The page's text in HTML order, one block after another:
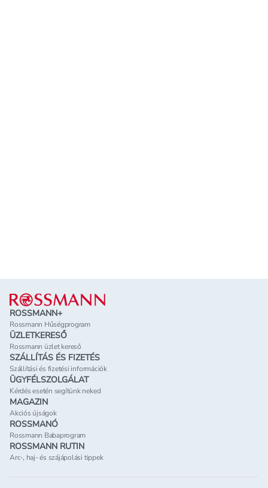
Lábléc
ROSSMANN+
Rossmann Hűségprogram
ÜZLETKERESŐ
Rossmann üzlet kereső
SZÁLLÍTÁS ÉS FIZETÉS
Szállítási és fizetési információk
ÜGYFÉLSZOLGÁLAT
Kérdés esetén segítünk neked
MAGAZIN
Akciós újságok
ROSSMANÓ
Rossmann Babaprogram
ROSSMANN RUTIN
Arc-, haj- és szájápolási tippek